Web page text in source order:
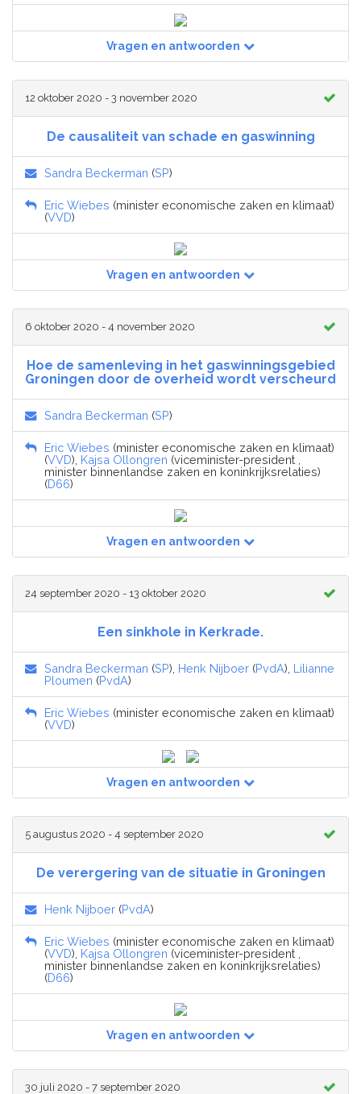
Vragen en antwoorden
12 oktober 2020 - 3 november 2020
De causaliteit van schade en gaswinning
Sandra Beckerman (SP)
Eric Wiebes (minister economische zaken en klimaat)
(VVD)
Vragen en antwoorden
6 oktober 2020 - 4 november 2020
Hoe de samenleving in het gaswinningsgebied
Groningen door de overheid wordt verscheurd
Sandra Beckerman (SP)
Eric Wiebes (minister economische zaken en klimaat)
(VVD), Kajsa Ollongren (viceminister-president ,
minister binnenlandse zaken en koninkrijksrelaties)
(D66)
Vragen en antwoorden
24 september 2020 - 13 oktober 2020
Een sinkhole in Kerkrade.
Sandra Beckerman (SP), Henk Nijboer (PvdA), Lilianne
Ploumen (PvdA)
Eric Wiebes (minister economische zaken en klimaat)
(VVD)
Vragen en antwoorden
5 augustus 2020 - 4 september 2020
De verergering van de situatie in Groningen
Henk Nijboer (PvdA)
Eric Wiebes (minister economische zaken en klimaat)
(VVD), Kajsa Ollongren (viceminister-president ,
minister binnenlandse zaken en koninkrijksrelaties)
(D66)
Vragen en antwoorden
30 juli 2020 - 7 september 2020